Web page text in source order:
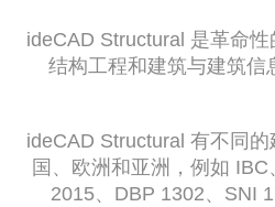
ideCAD Structural 是革命
结构工程和建筑与建筑信
ideCAD Structural 有不同
国、欧洲和亚洲，例如
2015、DBP 1302、SNI